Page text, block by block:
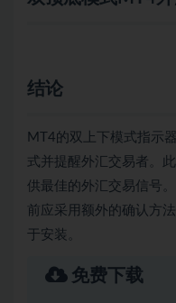
结论
MT4的双上下模式指示
式并提醒外汇交易者。
供最佳的外汇交易信号
前应采用额外的确认方
于安装。
免费下载